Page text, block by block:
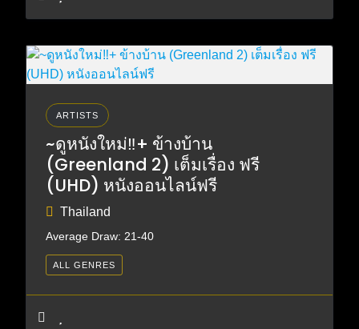
ARTISTS
~ดูหนังใหม่‼️+ ข้างบ้าน
(Greenland 2) เต็มเรื่อง ฟรี
(UHD) หนังออนไลน์ฟรี
Thailand
Average Draw: 21-40
ALL GENRES